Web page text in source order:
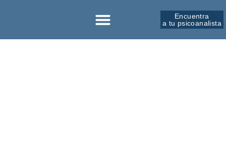
Encuentra
a tu psicoanalista